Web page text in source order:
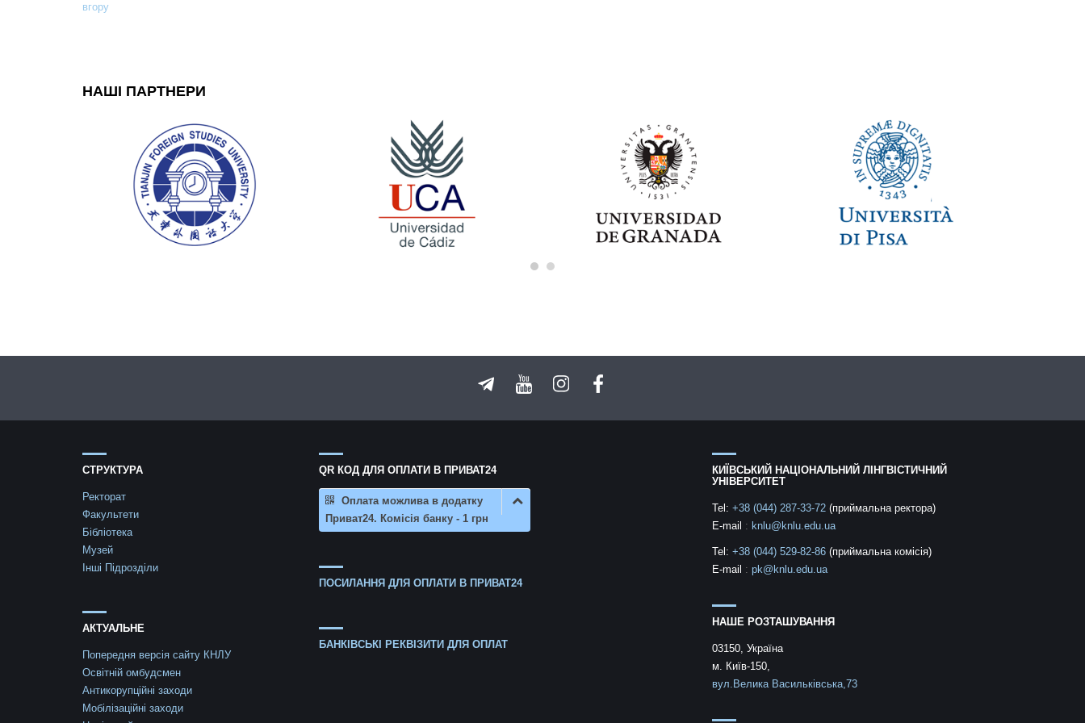
вгору
НАШІ ПАРТНЕРИ
СТРУКТУРА
Ректорат
Факультети
Бібліотека
Музей
Інші Підрозділи
АКТУАЛЬНЕ
Попередня версія сайту КНЛУ
Освітній омбудсмен
Антикорупційні заходи
Мобілізаційні заходи
QR КОД ДЛЯ ОПЛАТИ В ПРИВАТ24
Оплата можлива в додатку
Приват24. Комісія банку - 1 грн
ПОСИЛАННЯ ДЛЯ ОПЛАТИ В ПРИВАТ24
БАНКІВСЬКІ РЕКВІЗИТИ ДЛЯ ОПЛАТ
КИЇВСЬКИЙ НАЦІОНАЛЬНИЙ ЛІНГВІСТИЧНИЙ
УНІВЕРСИТЕТ
Tel: +38 (044) 287-33-72 (приймальна ректора)
E-mail : knlu@knlu.edu.ua
Tel: +38 (044) 529-82-86 (приймальна комісія)
E-mail : pk@knlu.edu.ua
НАШЕ РОЗТАШУВАННЯ
03150, Україна
м. Київ-150,
вул.Велика Васильківська,73